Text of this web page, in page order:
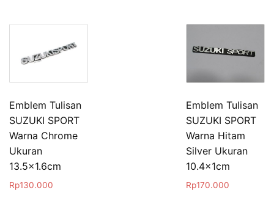
Emblem Tulisan
SUZUKI SPORT
Warna Chrome
Ukuran
13.5×1.6cm
Rp130.000
Emblem Tulisan
SUZUKI SPORT
Warna Hitam
Silver Ukuran
10.4x1cm
Rp170.000